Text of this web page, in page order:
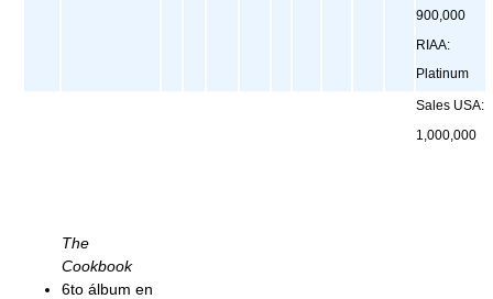
900,000
RIAA:
Platinum
The
Cookbook
6to álbum en
Sales USA:
1,000,000